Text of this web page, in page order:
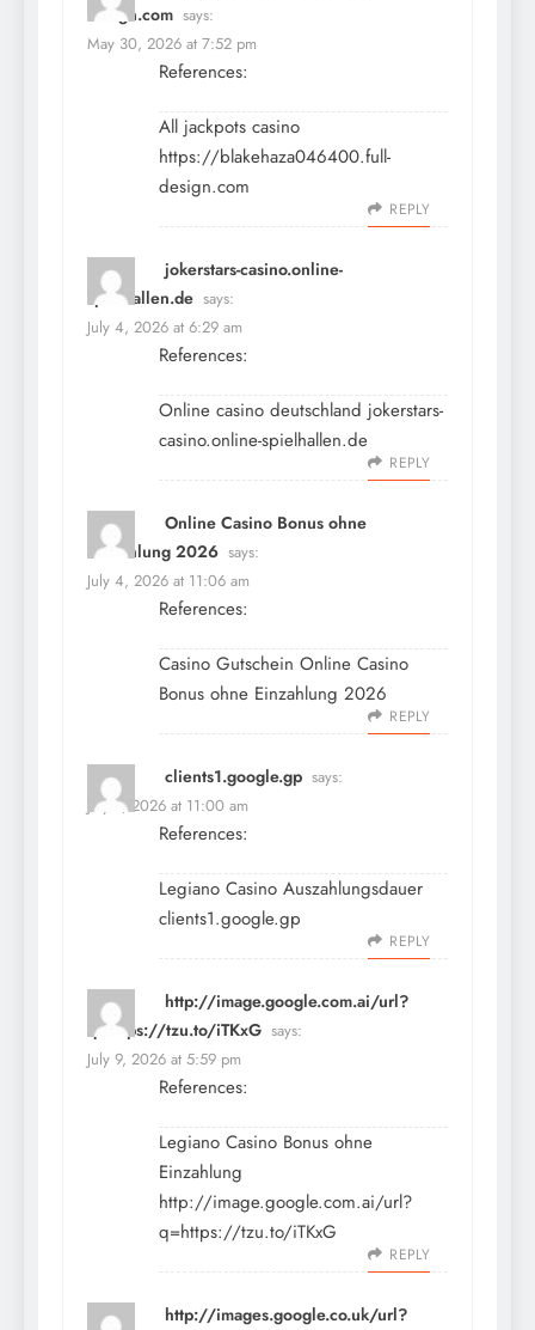
design.com says:
May 30, 2026 at 7:52 pm
References:
All jackpots casino
https://blakehaza046400.full-
design.com
REPLY
jokerstars-casino.online-
spielhallen.de says:
July 4, 2026 at 6:29 am
References:
Online casino deutschland jokerstars-
casino.online-spielhallen.de
REPLY
Online Casino Bonus ohne
Einzahlung 2026 says:
July 4, 2026 at 11:06 am
References:
Casino Gutschein Online Casino
Bonus ohne Einzahlung 2026
REPLY
clients1.google.gp says:
July 9, 2026 at 11:00 am
References:
Legiano Casino Auszahlungsdauer
clients1.google.gp
REPLY
http://image.google.com.ai/url?
q=https://tzu.to/iTKxG says:
July 9, 2026 at 5:59 pm
References:
Legiano Casino Bonus ohne
Einzahlung
http://image.google.com.ai/url?
q=https://tzu.to/iTKxG
REPLY
http://images.google.co.uk/url?